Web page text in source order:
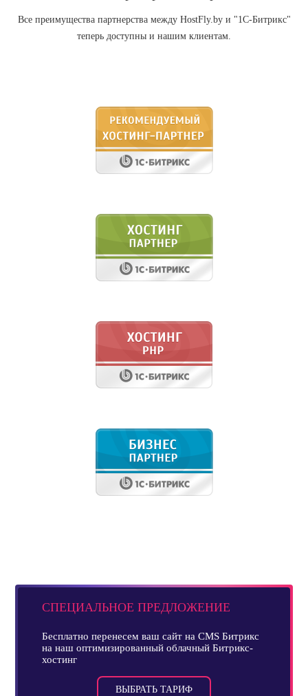
Все преимущества партнерства между HostFly.by и "1С-Битрикс"
теперь доступны и нашим клиентам.
СПЕЦИАЛЬНОЕ ПРЕДЛОЖЕНИЕ
Бесплатно перенесем ваш сайт на CMS Битрикс
на наш оптимизированный облачный Битрикс-
хостинг
ВЫБРАТЬ ТАРИФ